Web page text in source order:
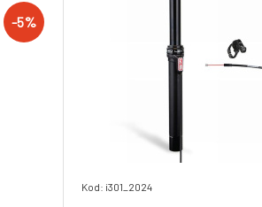
-5%
Kod: i301_2024